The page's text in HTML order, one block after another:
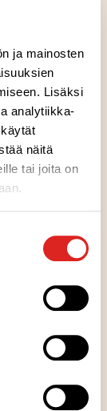
ja mainosten
Lisäksi
analytiikka-
näitä
tai joita on
Sopii